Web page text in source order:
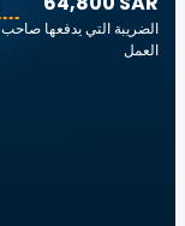
الضريبة التي يدفعها صاحب
العمل